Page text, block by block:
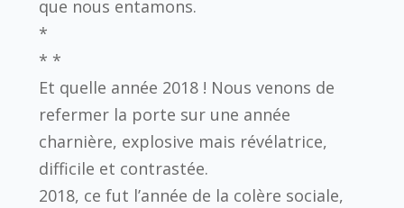
que nous entamons.
*
* *
Et quelle année 2018 ! Nous venons de
refermer la porte sur une année
charnière, explosive mais révélatrice,
difficile et contrastée.
2018, ce fut l’année de la colère sociale,